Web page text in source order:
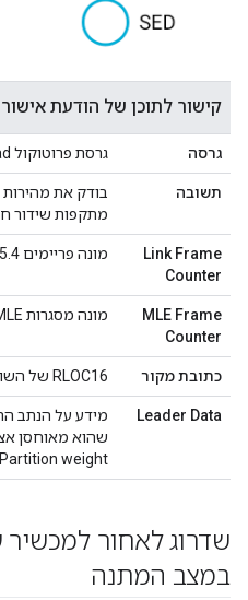
קישור לתוכן של הודעת אישור
גרסה גרסת פרוטוקול Thread
תשובה
בודק את
מתקפות שידור
Link Frame
Counter
מונה פריימים 802.15.4 אצל השולח
MLE Frame
Counter
מונה מסגרות MLE אצל השולח
כתובת מקור ‫RLOC16 של השולח
Leader Data
Partition weight)
שדרוג לאחור
במצב המתנה